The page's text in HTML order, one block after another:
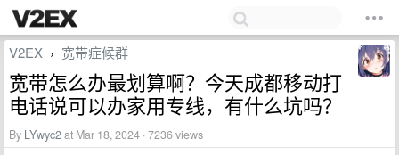
V2EX › 宽带症候群
宽带怎么办最划算啊？今天成都移动打
电话说可以办家用专线，有什么坑吗？
By LYwyc2at Mar 18, 2024 · 7236 views